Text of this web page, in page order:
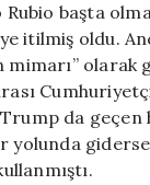
Rubio başta
itilmiş oldu.
olarak
da geçen
yolunda